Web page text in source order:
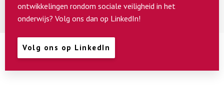
ontwikkelingen rondom sociale veiligheid in het
onderwijs? Volg ons dan op LinkedIn!
Volg ons op LinkedIn